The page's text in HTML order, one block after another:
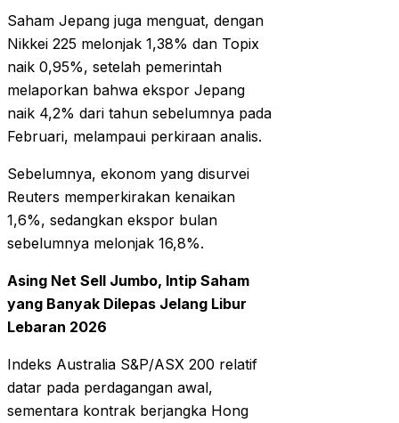
Saham Jepang juga menguat, dengan
Nikkei 225 melonjak 1,38% dan Topix
naik 0,95%, setelah pemerintah
melaporkan bahwa ekspor Jepang
naik 4,2% dari tahun sebelumnya pada
Februari, melampaui perkiraan analis.
Sebelumnya, ekonom yang disurvei
Reuters memperkirakan kenaikan
1,6%, sedangkan ekspor bulan
sebelumnya melonjak 16,8%.
Asing Net Sell Jumbo, Intip Saham
yang Banyak Dilepas Jelang Libur
Lebaran 2026
Indeks Australia S&P/ASX 200 relatif
datar pada perdagangan awal,
sementara kontrak berjangka Hong